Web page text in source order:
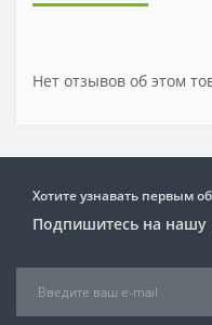
Нет отзывов об этом
Хотите узнавать первым
Подпишитесь на нашу